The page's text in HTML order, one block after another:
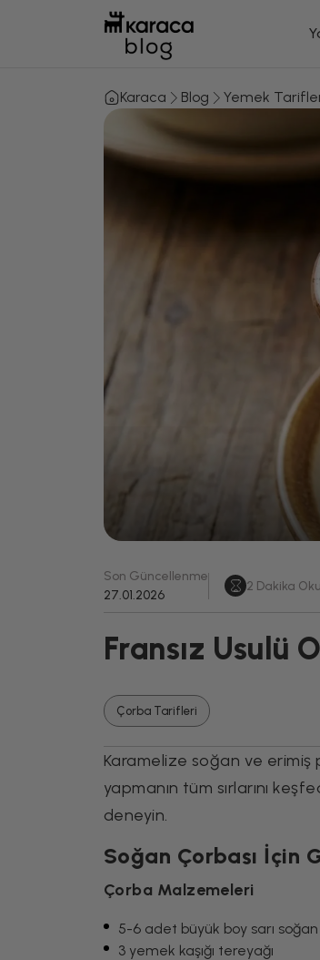
Karaca Blog Yemek
Son Güncellenme
27.01.2026
2 Dakika
Fransız Usulü
Çorba Tarifleri
Karamelize soğan ve erimiş
yapmanın tüm sırlarını
deneyin.
Soğan Çorbası İçin
Çorba Malzemeleri
5-6 adet büyük boy sarı
3 yemek kaşığı tereyağı